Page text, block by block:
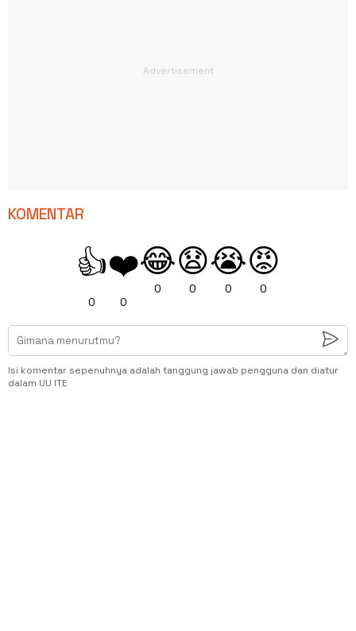
KOMENTAR
👍
0
❤️
0
😂
0
😧
0
😭
0
😡
0
Isi komentar sepenuhnya adalah tanggung jawab pengguna dan diatur
dalam UU ITE